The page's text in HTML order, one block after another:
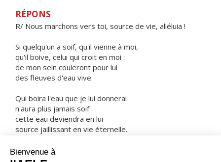
RÉPONS
R/ Nous marchons vers toi, source de vie, alléluia !
Si quelqu'un a soif, qu'il vienne à moi,
qu'il boive, celui qui croit en moi :
de mon sein couleront pour lui
des fleuves d'eau vive.
Qui boira l'eau que je lui donnerai
n'aura plus jamais soif :
cette eau deviendra en lui
source jaillissant en vie éternelle.